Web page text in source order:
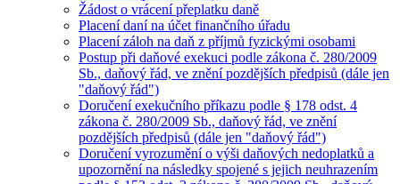
Žádost o vrácení přeplatku daně
Placení daní na účet finančního úřadu
Placení záloh na daň z příjmů fyzickými osobami
Postup při daňové exekuci podle zákona č. 280/2009
Sb., daňový řád, ve znění pozdějších předpisů (dále jen
"daňový řád")
Doručení exekučního příkazu podle § 178 odst. 4
zákona č. 280/2009 Sb., daňový řád, ve znění
pozdějších předpisů (dále jen "daňový řád")
Doručení vyrozumění o výši daňových nedoplatků a
upozornění na následky spojené s jejich neuhrazením